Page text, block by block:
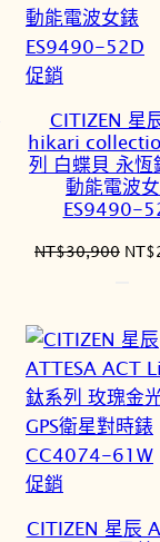
促銷
商
品
CITIZEN 星
hikari
列 白蝶貝 永恆
動能電波
ES9490-
NT$30,900 原
NT$
促銷
CITIZEN 星辰